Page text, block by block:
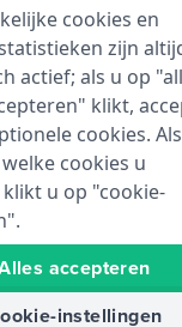
Potenza
€ 269,-
● Op
cookies en
zijn
actief; als u op
klikt,
cookies.
cookies u
u op "cookie-
accepteren
instellingen